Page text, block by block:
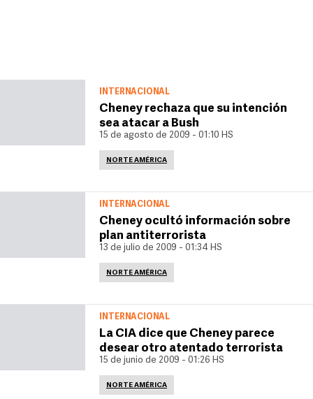
INTERNACIONAL
Cheney rechaza que su intención
sea atacar a Bush
15 de agosto de 2009 - 01:10 HS
NORTE AMÉRICA
INTERNACIONAL
Cheney ocultó información sobre
plan antiterrorista
13 de julio de 2009 - 01:34 HS
NORTE AMÉRICA
INTERNACIONAL
La CIA dice que Cheney parece
desear otro atentado terrorista
15 de junio de 2009 - 01:26 HS
NORTE AMÉRICA